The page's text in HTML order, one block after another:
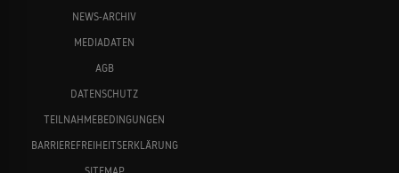
NEWS-ARCHIV
MEDIADATEN
AGB
DATENSCHUTZ
TEILNAHMEBEDINGUNGEN
BARRIEREFREIHEITSERKLÄRUNG